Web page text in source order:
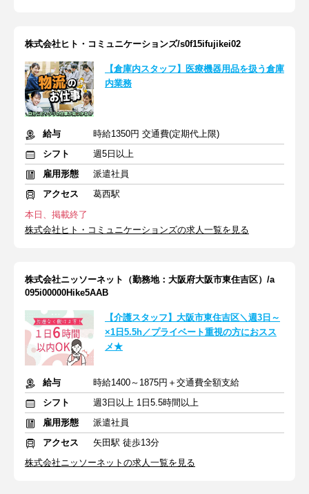
株式会社ヒト・コミュニケーションズ/s0f15ifujikei02
【倉庫内スタッフ】医療機器用品を扱う倉庫
内業務
給与
時給1350円 交通費(定期代上限)
シフト
週5日以上
雇用形態
派遣社員
アクセス
葛西駅
本日、掲載終了
株式会社ヒト・コミュニケーションズの求人一覧を見る
株式会社ニッソーネット（勤務地：大阪府大阪市東住吉区）/a
095i00000Hike5AAB
【介護スタッフ】大阪市東住吉区＼週3日～
×1日5.5h／プライベート重視の方におスス
メ★
給与
時給1400～1875円＋交通費全額支給
シフト
週3日以上 1日5.5時間以上
雇用形態
派遣社員
アクセス
矢田駅 徒歩13分
株式会社ニッソーネットの求人一覧を見る